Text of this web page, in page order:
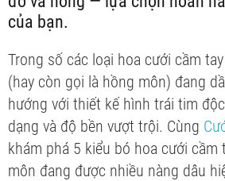
của bạn.
Trong số các loại hoa cưới cầm
(hay còn gọi là hồng môn) đang
hướng với thiết kế hình trái tim
dạng và độ bền vượt trội. Cùng
khám phá 5 kiểu bó hoa cưới cầm
môn đang được nhiều nàng dâu